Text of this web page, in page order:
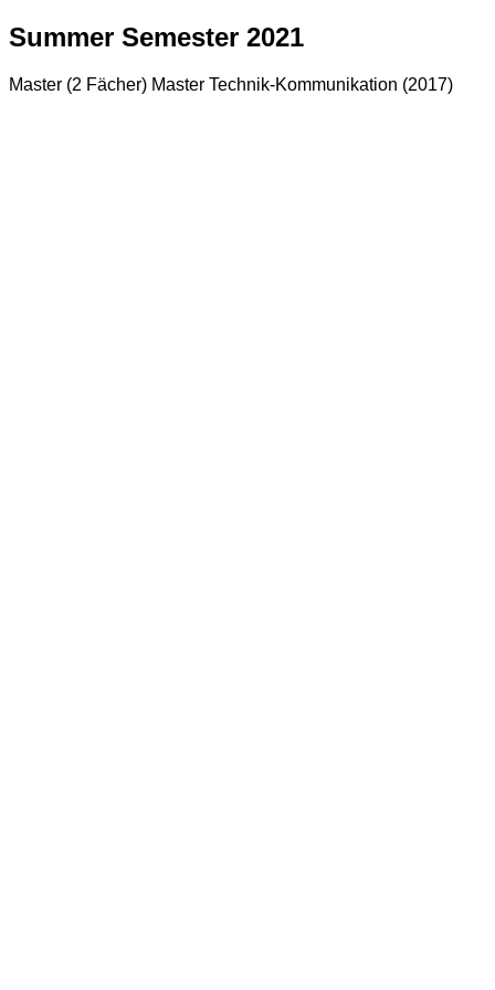
Summer Semester 2021
Master (2 Fächer) Master Technik-Kommunikation (2017)